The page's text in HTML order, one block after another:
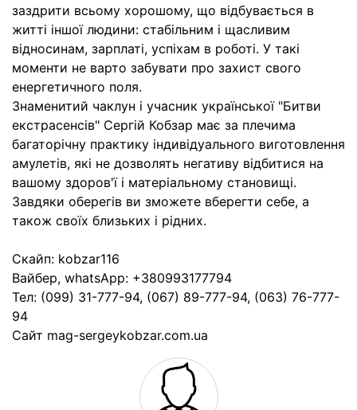
заздрити всьому хорошому, що відбувається в
житті іншої людини: стабільним і щасливим
відносинам, зарплаті, успіхам в роботі. У такі
моменти не варто забувати про захист свого
енергетичного поля.
Знаменитий чаклун і учасник української "Битви
екстрасенсів" Сергій Кобзар має за плечима
багаторічну практику індивідуального виготовлення
амулетів, які не дозволять негативу відбитися на
вашому здоров'ї і матеріальному становищі.
Завдяки оберегів ви зможете вберегти себе, а
також своїх близьких і рідних.
Скайп: kobzar116
Вайбер, whatsApp: +380993177794
Тел: (099) 31-777-94, (067) 89-777-94, (063) 76-777-
94
Сайт mag-sergeykobzar.com.ua